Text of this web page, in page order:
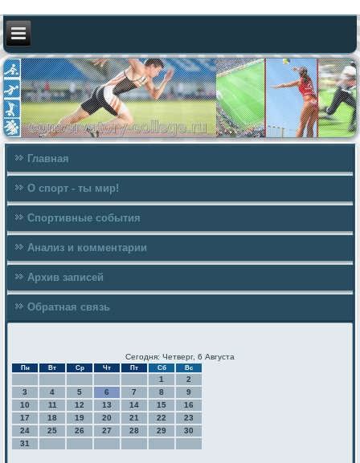
Главная
О спорт - ты мир!
Спортивные события
Анализ и комментарии
Архив записей
Обратная связь
Сегодня: Четверг, 6 Августа
Пн Вт Ср Чт Пт Сб Вс
1
2
3
4 5 6 7 8
9
10
11 12 13 14 15
16
17
18 19 20 21 22
23
24
25 26 27 28 29
30
31